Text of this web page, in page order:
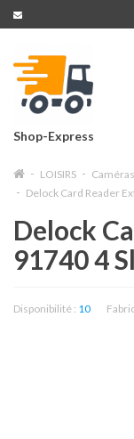
Shop-Express
LOISIRS
Delock Card Reader
Delock
91740 4
Disponibilité : 10